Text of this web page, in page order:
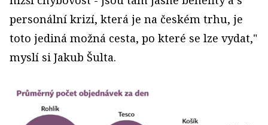
personální krizí, která je na českém trhu, je
toto jediná možná cesta, po které se lze vydat,"
myslí si Jakub Šulta.